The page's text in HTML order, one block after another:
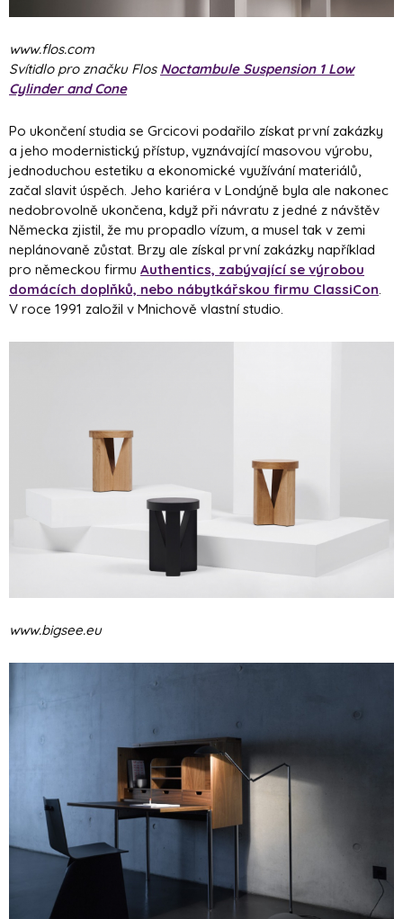
www.flos.com
Svítidlo pro značku Flos Noctambule Suspension 1 Low
Cylinder and Cone
Po ukončení studia se Grcicovi podařilo získat první zakázky
a jeho modernistický přístup, vyznávající masovou výrobu,
jednoduchou estetiku a ekonomické využívání materiálů,
začal slavit úspěch. Jeho kariéra v Londýně byla ale nakonec
nedobrovolně ukončena, když při návratu z jedné z návštěv
Německa zjistil, že mu propadlo vízum, a musel tak v zemi
neplánovaně zůstat. Brzy ale získal první zakázky například
pro německou firmu Authentics, zabývající se výrobou
domácích doplňků, nebo nábytkářskou firmu ClassiCon
V roce 1991 založil v Mnichově vlastní studio.
www.bigsee.eu